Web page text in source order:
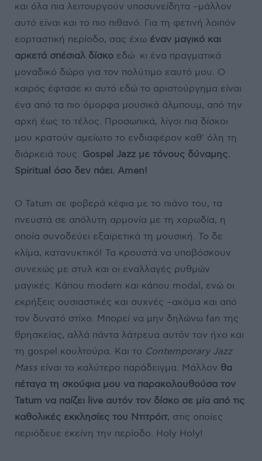
και όλα πια λειτουργούν υποσυνείδητα –μάλλον
αυτό είναι και το πιο πιθανό. Για τη φετινή λοιπόν
εορταστική περίοδο, σας έχω έναν μαγικό και
αρκετά σπέσιαλ δίσκο εδώ· κι ένα πραγματικά
μοναδικό δώρο για τον πολύτιμο εαυτό μου. Ο
καιρός έφτασε κι αυτό εδώ το αριστούργημα είναι
ένα από τα πιο όμορφα μουσικά άλμπουμ, από την
αρχή έως το τέλος. Προσωπικά, λίγοι πια δίσκοι
μου κρατούν αμείωτο το ενδιαφέρον καθ' όλη τη
διάρκειά τους. Gospel Jazz με τόνους δύναμης.
Spiritual όσο δεν πάει. Amen!
Ο Tatum σε φοβερά κέφια με το πιάνο του, τα
πνευστά σε απόλυτη αρμονία με τη χορωδία, η
οποία συνοδεύει εξαιρετικά τη μουσική. Το δε
κλίμα, κατανυκτικό! Τα κρουστά να υποβόσκουν
συνεχώς με στυλ και οι εναλλαγές ρυθμών
μαγικές. Κάπου modern και κάπου modal, ενώ οι
εκρήξεις ουσιαστικές και συχνές –ακόμα και από
τον δυνατό στίχο. Μπορεί να μην δηλώνω fan της
θρησκείας, αλλά πάντα λάτρευα αυτόν τον ήχο και
τη gospel κουλτούρα. Και το Contemporary Jazz
Mass είναι το καλύτερο παράδειγμα. Μάλλον θα
πέταγα τη σκούφια μου να παρακολουθούσα τον
Tatum να παίζει live αυτόν τον δίσκο σε μία από τις
καθολικές εκκλησίες του Ντιτρόιτ, στις οποίες
περιόδευε εκείνη την περίοδο. Holy Holy!